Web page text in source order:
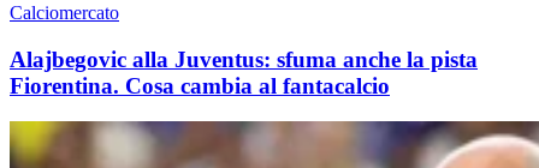
Calciomercato
Alajbegovic alla Juventus: sfuma anche la pista
Fiorentina. Cosa cambia al fantacalcio